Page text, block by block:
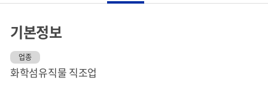
기본정보
업종
화학섬유직물 직조업